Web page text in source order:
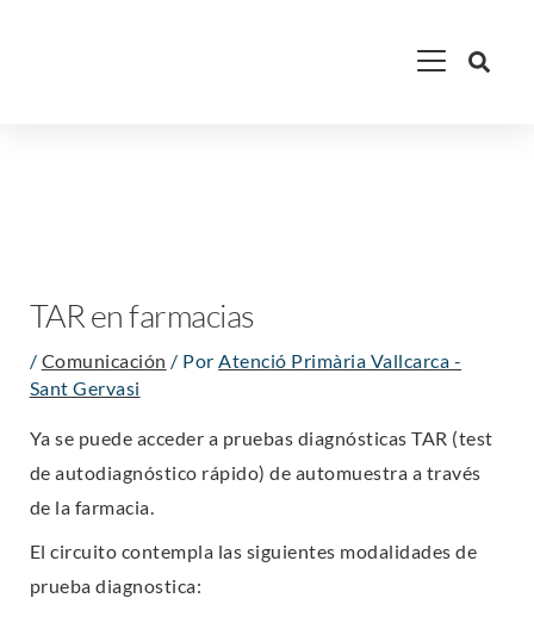
Main
TAR en farmacias
/ Comunicación / PorAtenció Primària Vallcarca -
Sant Gervasi
Ya se puede acceder a pruebas diagnósticas TAR (test
de autodiagnóstico rápido) de automuestra a través
de la farmacia.
El circuito contempla las siguientes modalidades de
prueba diagnostica: